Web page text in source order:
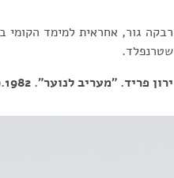
רבקה גור, אחראית למימד
שטרנפלד.
ירון פריד. "מעריב לנוער". 14.09.1982